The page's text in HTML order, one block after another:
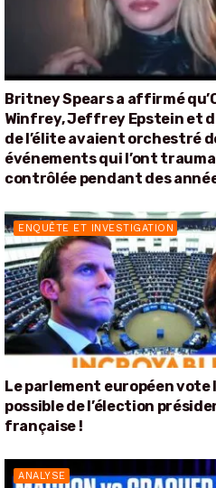
Britney Spears a affirmé
Winfrey, Jeffrey Epstein et
de l’élite avaient orchestré
événements qui l’ont
contrôlée pendant des
ENQUÊTE ET INVESTIGATION
Le parlement européen vote
possible de l’élection
française !
ANALYSE